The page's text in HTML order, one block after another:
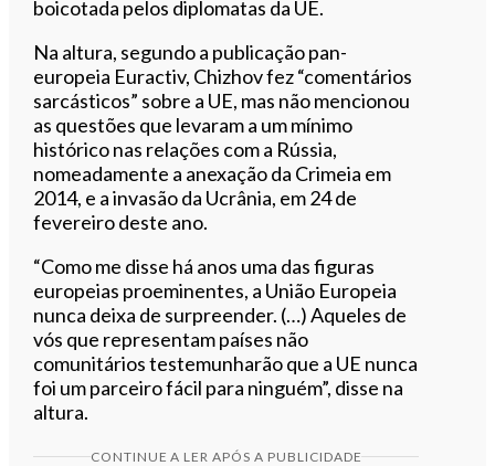
boicotada pelos diplomatas da UE.
Na altura, segundo a publicação pan-
europeia Euractiv, Chizhov fez “comentários
sarcásticos” sobre a UE, mas não mencionou
as questões que levaram a um mínimo
histórico nas relações com a Rússia,
nomeadamente a anexação da Crimeia em
2014, e a invasão da Ucrânia, em 24 de
fevereiro deste ano.
“Como me disse há anos uma das figuras
europeias proeminentes, a União Europeia
nunca deixa de surpreender. (…) Aqueles de
vós que representam países não
comunitários testemunharão que a UE nunca
foi um parceiro fácil para ninguém”, disse na
altura.
CONTINUE A LER APÓS A PUBLICIDADE